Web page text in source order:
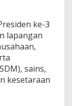
ke-3
lapangan
sains,
kesetaraan